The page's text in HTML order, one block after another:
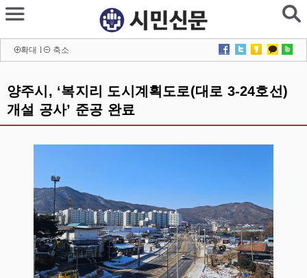
확대 l 축소
양주시, ‘복지리 도시계획도로(대로 3-24호선)
개설 공사’ 준공 완료